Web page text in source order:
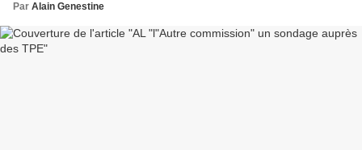
Par Alain Genestine